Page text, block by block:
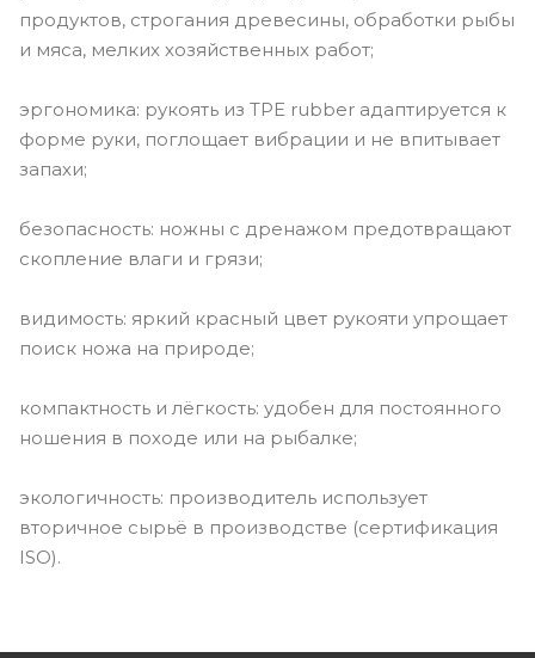
продуктов, строгания древесины, обработки рыбы
и мяса, мелких хозяйственных работ;
эргономика: рукоять из TPE rubber адаптируется к
форме руки, поглощает вибрации и не впитывает
запахи;
безопасность: ножны с дренажом предотвращают
скопление влаги и грязи;
видимость: яркий красный цвет рукояти упрощает
поиск ножа на природе;
компактность и лёгкость: удобен для постоянного
ношения в походе или на рыбалке;
экологичность: производитель использует
вторичное сырьё в производстве (сертификация
ISO).